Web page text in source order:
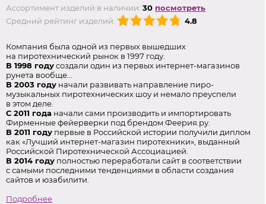
Ассортимент изделий в наличии: 30 посмотреть
Средний рейтинг изделий:
4.8
Компания была одной из первых вышедших
на пиротехнический рынок в 1997 году.
В 1998 годусоздали один из первых интернет-магазинов
рунета вообще...
В 2003 году начали развивать направление пиро-
музыкальных пиротехнических шоу и немало преуспели
в этом деле.
С 2011 года начали сами производить и импортировать
Фирменные фейерверки под брендом Феерия.ру.
В 2011 году первые в Российской истории получили диплом
как «Лучший интернет-магазин пиротехники», выданный
Российской Пиротехнической Ассоциацией.
В 2014 году полностью переработали сайт в соответствии
с самыми последними тенденциями в области создания
сайтов и юзабилити.
Подробнее